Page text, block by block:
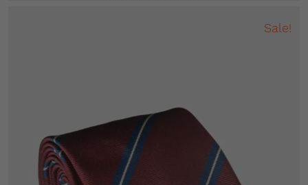
Sale!